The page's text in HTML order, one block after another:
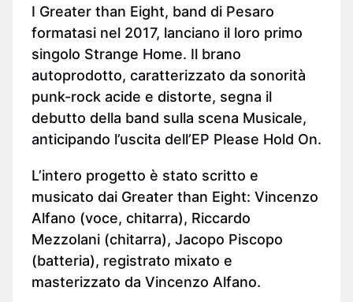
I Greater than Eight, band di Pesaro
formatasi nel 2017, lanciano il loro primo
singolo Strange Home. Il brano
autoprodotto, caratterizzato da sonorità
punk-rock acide e distorte, segna il
debutto della band sulla scena Musicale,
anticipando l’uscita dell’EP Please Hold On.
L’intero progetto è stato scritto e
musicato dai Greater than Eight: Vincenzo
Alfano (voce, chitarra), Riccardo
Mezzolani (chitarra), Jacopo Piscopo
(batteria), registrato mixato e
masterizzato da Vincenzo Alfano.